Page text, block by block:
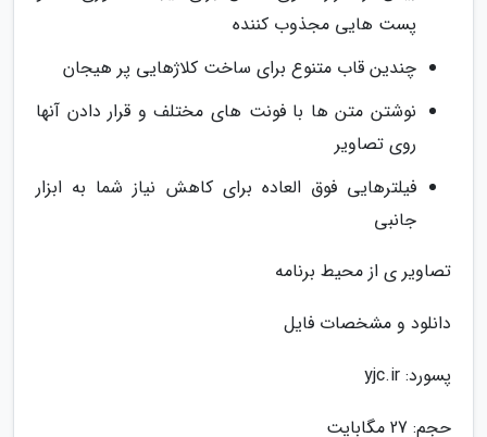
پست هایی مجذوب کننده
چندین قاب متنوع برای ساخت کلاژهایی پر هیجان
نوشتن متن ها با فونت های مختلف و قرار دادن آنها
روی تصاویر
فیلترهایی فوق العاده برای کاهش نیاز شما به ابزار
جانبی
تصاویر ی از محیط برنامه
دانلود و مشخصات فایل
پسورد: yjc.ir
حجم: 27 مگابایت